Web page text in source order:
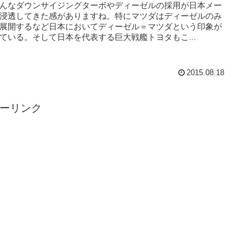
なダウンサイジングターボやディーゼルの採用が日本メー
透してきた感がありますね。特にマツダはディーゼルのみ
開するなど日本においてディーゼル＝マツダという印象が
いる。そして日本を代表する巨大戦艦トヨタもこ...
2015.08.18
リンク